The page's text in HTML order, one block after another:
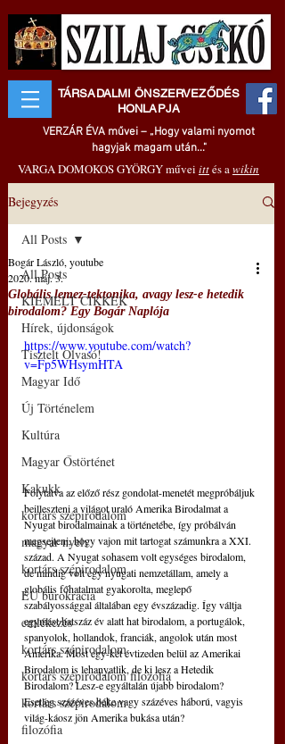
TÁRSADALMI ÖNSZERVEZŐDÉS
HONLAPJA
VERZÁR ÉVA művei – „Hogy valami nyomot
hagyjak magam után..."
VARGA DOMOKOS GYÖRGY művei ittés awikin
Bejegyzés
All Posts
KIEMELT CIKKEK
Hírek, újdonságok
Tisztelt Olvasó!
Magyar Idő
Új Történelem
Kultúra
Magyar Őstörténet
Kakukk
kortárs szépirodalom
magyar nyelv
kortárs szépirodalom
EU bürokrácia
emlékezés
kortárs szépirodalom
kortárs szépirodalom filozófia
kortárs szépirodalom
filozófia
All Posts
Globális lemez-tektonika, avagy lesz-e hetedik
birodalom? Egy Bogár Naplója
Bogár László, youtube
2020. máj. 3.
https://www.youtube.com/watch?
v=Fp5WHsymHTA
Folytatva az előző rész gondolat-menetét megpróbáljuk
beilleszteni a világot uraló Amerika Birodalmat a
Nyugat birodalmainak a történetébe, így próbálván
megsejteni, hogy vajon mit tartogat számunkra a XXI.
század. A Nyugat sohasem volt egységes birodalom,
de mindig volt egy nyugati nemzetállam, amely a
globális főhatalmat gyakorolta, meglepő
szabályossággal általában egy évszázadig. Így váltja
egymást hatszáz év alatt hat birodalom, a portugálok,
spanyolok, hollandok, franciák, angolok után most
Amerika. Most egy-két évtizeden belül az Amerikai
Birodalom is lehanyatlik, de ki lesz a Hetedik
Birodalom? Lesz-e egyáltalán újabb birodalom?
Esetleg százéves béke vagy százéves háború, vagyis
világ-káosz jön Amerika bukása után?